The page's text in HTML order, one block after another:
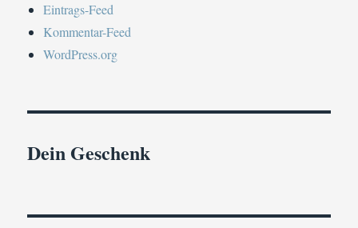
Eintrags-Feed
Kommentar-Feed
WordPress.org
Dein Geschenk